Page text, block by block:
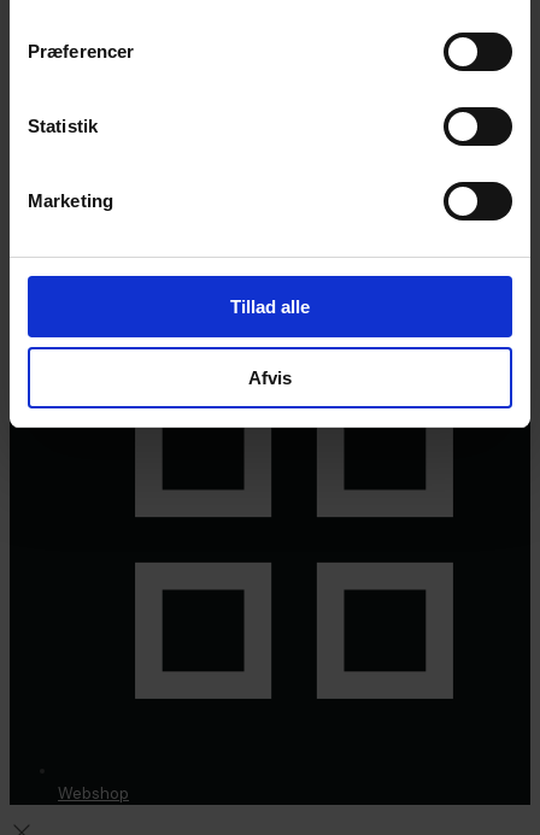
Præferencer
Statistik
Marketing
Tillad alle
Afvis
© 2026 Eva Ehler | Himmelheltene | CVR:26639670
Webshop